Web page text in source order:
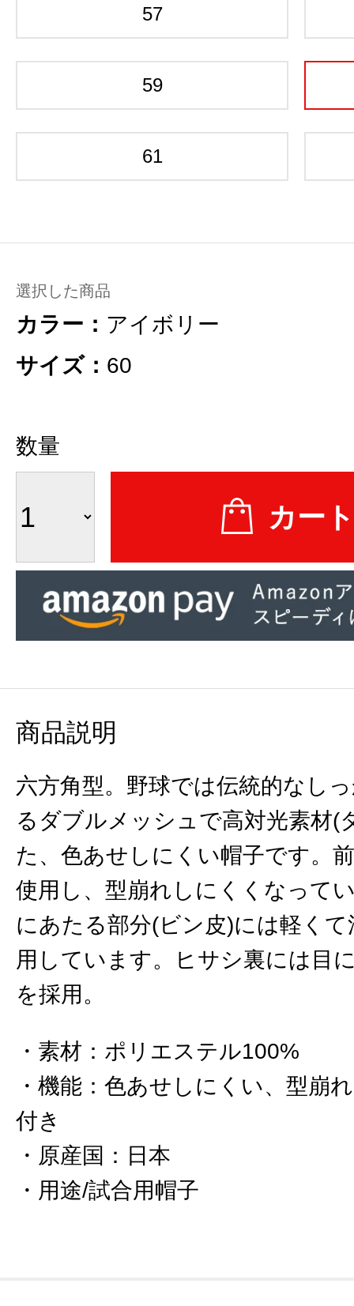
57
59
61
選択した商品
カラー： アイボリー
サイズ： 60
数量
商品説明
六方角型。野球では伝統的なし
るダブルメッシュで高対光素材(
た、色あせしにくい帽子です。
使用し、型崩れしにくくなって
にあたる部分(ビン皮)には軽く
用しています。ヒサシ裏には目
を採用。
素材 ： ポリエステル100%
機能 ： 色あせしにくい、型崩
付き
原産国 ： 日本
用途/試合用帽子